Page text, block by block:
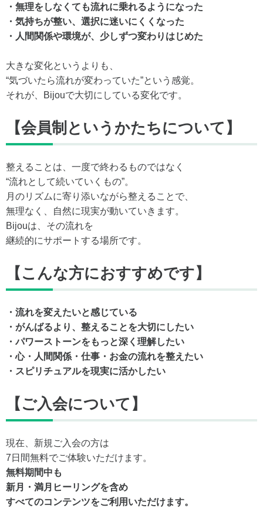
・無理をしなくても流れに乗れるようになった
・気持ちが整い、選択に迷いにくくなった
・人間関係や環境が、少しずつ変わりはじめた
大きな変化というよりも、
“気づいたら流れが変わっていた”という感覚。
それが、Bijouで大切にしている変化です。
【会員制というかたちについて】
整えることは、一度で終わるものではなく
“流れとして続いていくもの”。
月のリズムに寄り添いながら整えることで、
無理なく、自然に現実が動いていきます。
Bijouは、その流れを
継続的にサポートする場所です。
【こんな方におすすめです】
・流れを変えたいと感じている
・がんばるより、整えることを大切にしたい
・パワーストーンをもっと深く理解したい
・心・人間関係・仕事・お金の流れを整えたい
・スピリチュアルを現実に活かしたい
【ご入会について】
現在、新規ご入会の方は
7日間無料でご体験いただけます。
無料期間中も
新月・満月ヒーリングを含め
すべてのコンテンツをご利用いただけます。